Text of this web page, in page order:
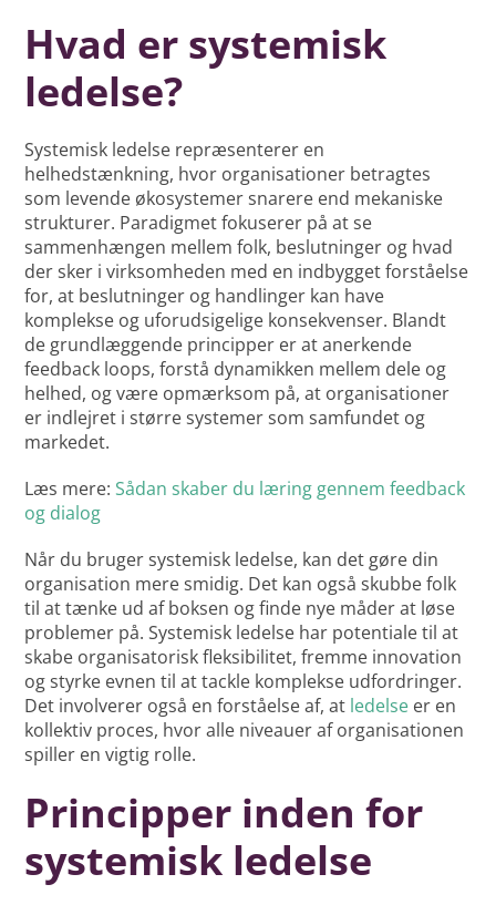
Hvad er systemisk
ledelse?
Systemisk ledelse repræsenterer en
helhedstænkning, hvor organisationer betragtes
som levende økosystemer snarere end mekaniske
strukturer. Paradigmet fokuserer på at se
sammenhængen mellem folk, beslutninger og hvad
der sker i virksomheden med en indbygget forståelse
for, at beslutninger og handlinger kan have
komplekse og uforudsigelige konsekvenser. Blandt
de grundlæggende principper er at anerkende
feedback loops, forstå dynamikken mellem dele og
helhed, og være opmærksom på, at organisationer
er indlejret i større systemer som samfundet og
markedet.
Læs mere:Sådan skaber du læring gennem feedback
og dialog
Når du bruger systemisk ledelse, kan det gøre din
organisation mere smidig. Det kan også skubbe folk
til at tænke ud af boksen og finde nye måder at løse
problemer på. Systemisk ledelse har potentiale til at
skabe organisatorisk fleksibilitet, fremme innovation
og styrke evnen til at tackle komplekse udfordringer.
Det involverer også en forståelse af, at ledelse er en
kollektiv proces, hvor alle niveauer af organisationen
spiller en vigtig rolle.
Principper inden for
systemisk ledelse